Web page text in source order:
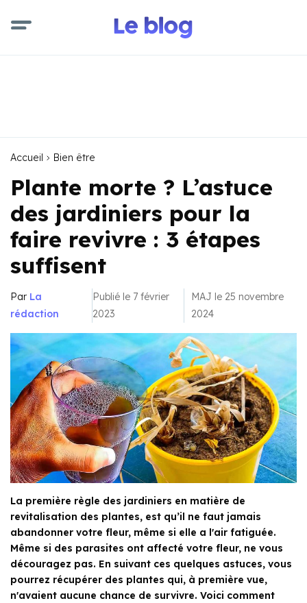
Accueil Bien être
Plante morte ? L’astuce
des jardiniers pour la
faire revivre : 3 étapes
suffisent
Par La
rédaction
Publié le 7 février
2023
MAJ le 25 novembre
2024
La première règle des jardiniers en matière de
revitalisation des plantes, est qu’il ne faut jamais
abandonner votre fleur, même si elle a l'air fatiguée.
Même si des parasites ont affecté votre fleur, ne vous
découragez pas. En suivant ces quelques astuces, vous
pourrez récupérer des plantes qui, à première vue,
n'avaient aucune chance de survivre. Voici comment